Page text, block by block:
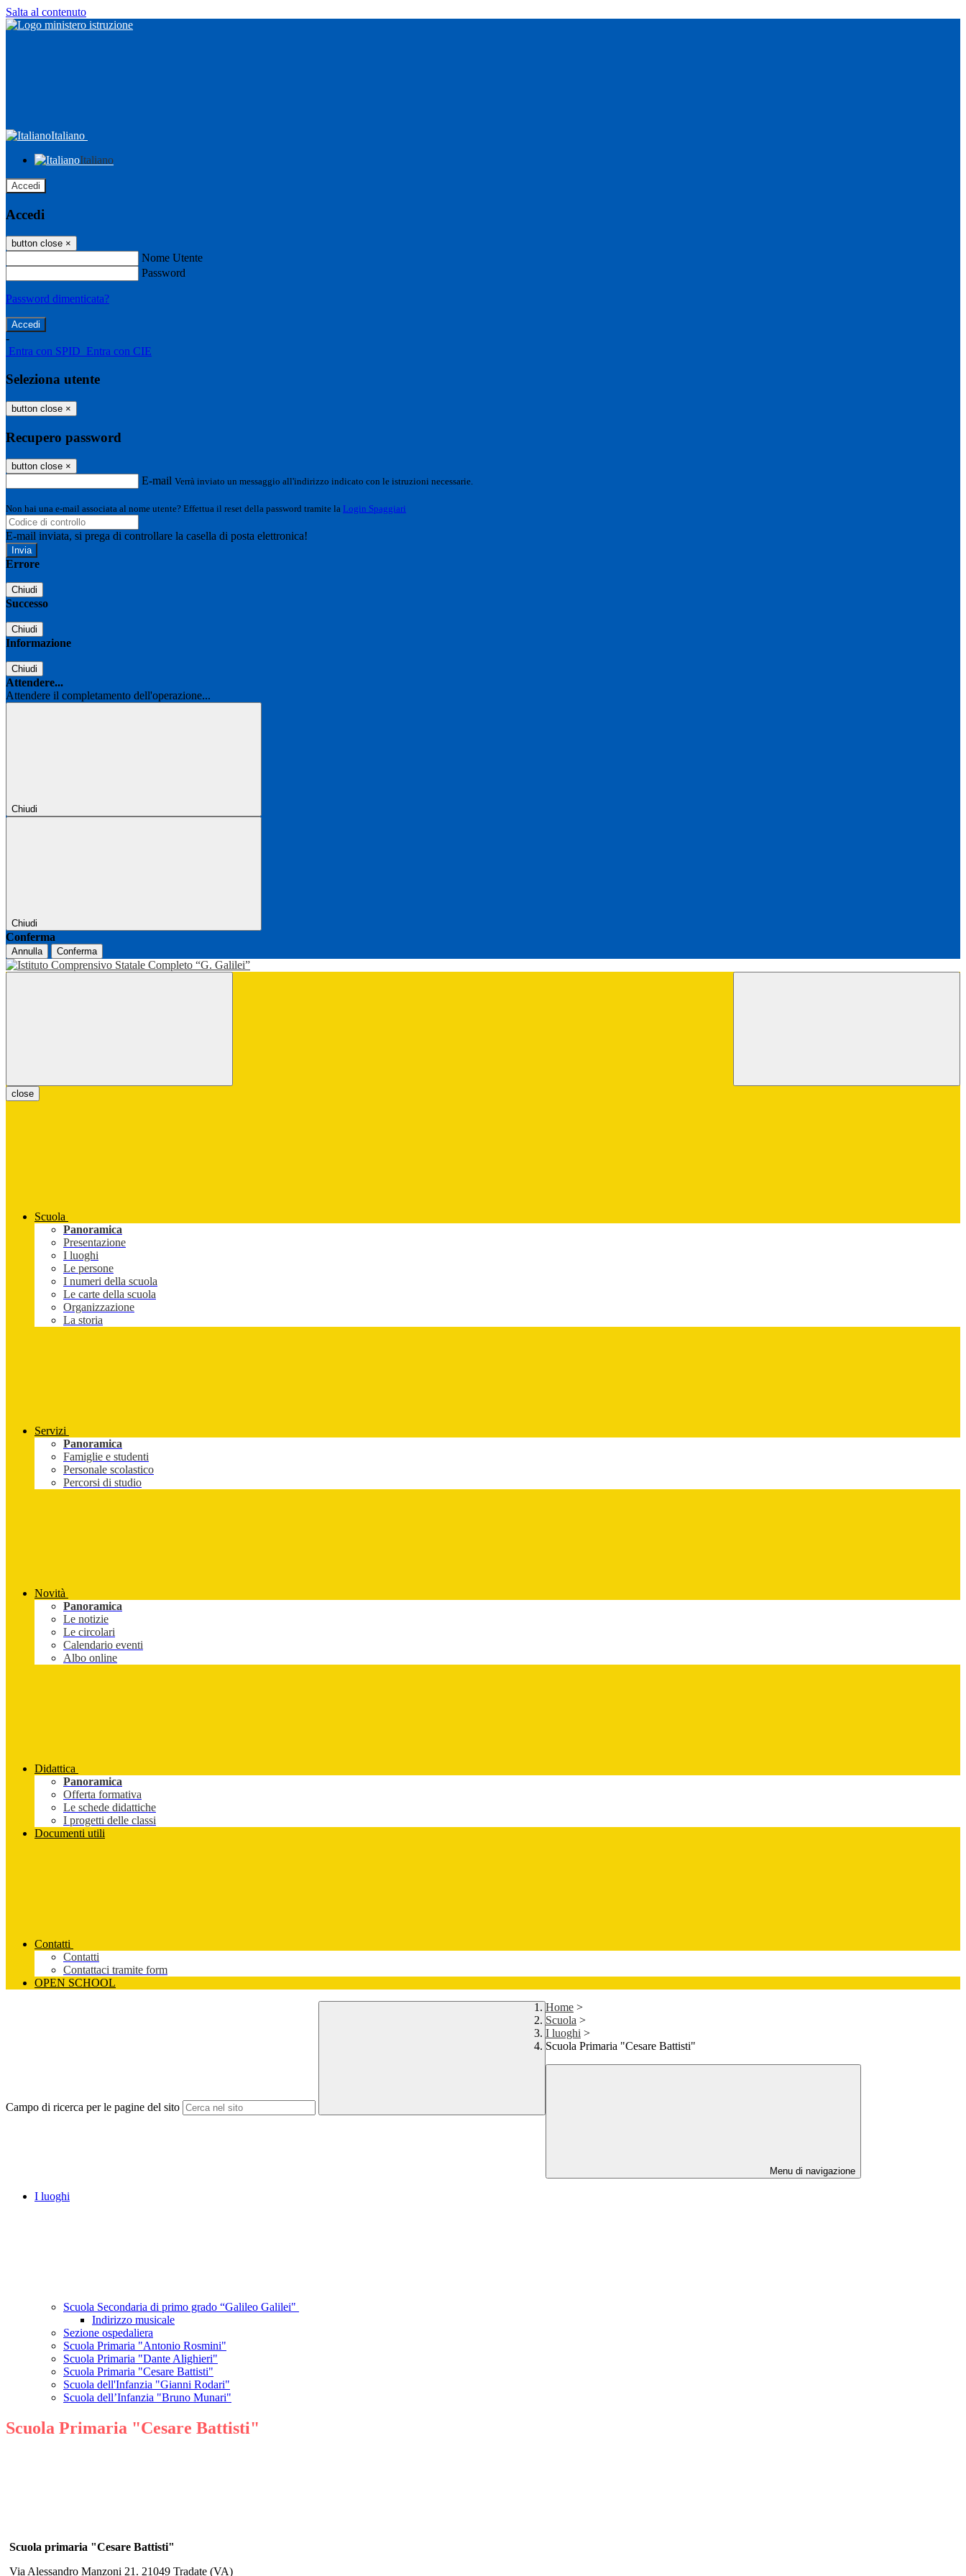
Salta al contenuto
Italiano
Italiano
Accedi
Accedi
button close ×
Nome Utente
Password
Password dimenticata?
-
Entra con SPID Entra con CIE
Seleziona utente
button close ×
Recupero password
button close ×
E-mail Verrà inviato un messaggio all'indirizzo indicato con le istruzioni necessarie.
Non hai una e-mail associata al nome utente? Effettua il reset della password tramite la Login Spaggiari
E-mail inviata, si prega di controllare la casella di posta elettronica!
Errore
Chiudi
Successo
Chiudi
Informazione
Chiudi
Attendere...
Attendere il completamento dell'operazione...
Chiudi
Chiudi
Conferma
Annulla Conferma
close
Scuola
Panoramica
Presentazione
I luoghi
Le persone
I numeri della scuola
Le carte della scuola
Organizzazione
La storia
Servizi
Panoramica
Famiglie e studenti
Personale scolastico
Percorsi di studio
Novità
Panoramica
Le notizie
Le circolari
Calendario eventi
Albo online
Didattica
Panoramica
Offerta formativa
Le schede didattiche
I progetti delle classi
Documenti utili
Contatti
Contatti
Contattaci tramite form
OPEN SCHOOL
Campo di ricerca per le pagine del sito
Home >
Scuola >
I luoghi >
Scuola Primaria "Cesare Battisti"
Menu di navigazione
I luoghi
Scuola Secondaria di primo grado “Galileo Galilei"
Indirizzo musicale
Sezione ospedaliera
Scuola Primaria "Antonio Rosmini"
Scuola Primaria "Dante Alighieri"
Scuola Primaria "Cesare Battisti"
Scuola dell'Infanzia "Gianni Rodari"
Scuola dell’Infanzia "Bruno Munari"
Scuola Primaria "Cesare Battisti"
Scuola primaria "Cesare Battisti"
Via Alessandro Manzoni 21. 21049 Tradate (VA)